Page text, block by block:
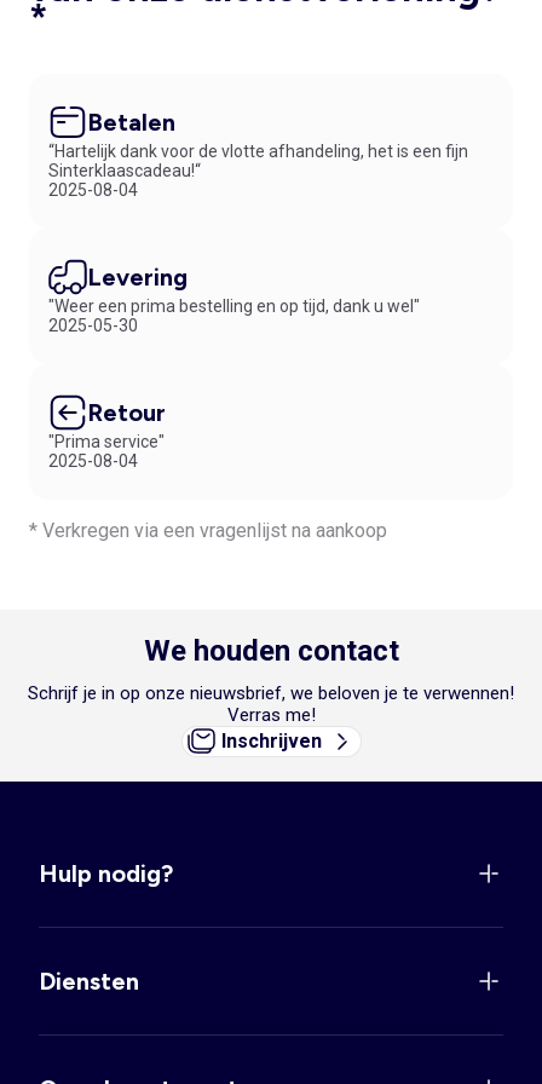
*
Betalen
“Hartelijk dank voor de vlotte afhandeling, het is een fijn
Sinterklaascadeau!“
2025-08-04
Levering
"Weer een prima bestelling en op tijd, dank u wel"
2025-05-30
Retour
"Prima service"
2025-08-04
* Verkregen via een vragenlijst na aankoop
We houden contact
Schrijf je in op onze nieuwsbrief, we beloven je te verwennen!
Verras me!
Inschrijven
Hulp nodig?
Diensten